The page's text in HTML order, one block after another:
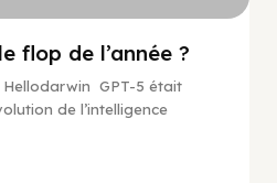
flop de l’année ?
Hellodarwin GPT-5 était
de l’intelligence